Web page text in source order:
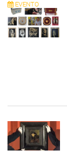
EVENTO